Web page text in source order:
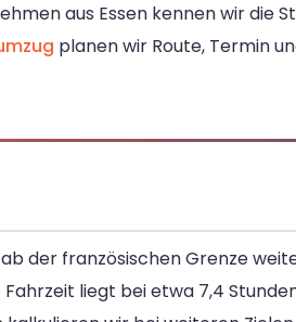
aus Essen kennen wir die
planen wir Route, Termin
der französischen Grenze
liegt bei etwa 7,4